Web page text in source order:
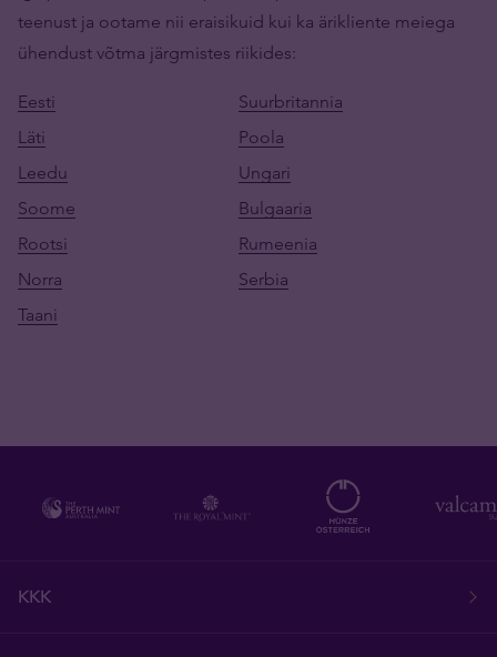
teenust ja ootame nii eraisikuid kui ka ärikliente meiega
ühendust võtma järgmistes riikides:
Eesti
Läti
Leedu
Soome
Rootsi
Norra
Taani
Suurbritannia
Poola
Ungari
Bulgaaria
Rumeenia
Serbia
KKK